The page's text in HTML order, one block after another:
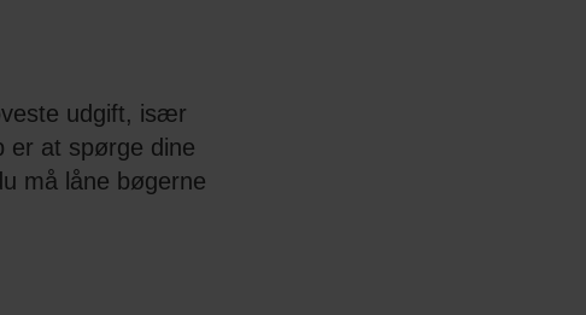
udgift, især
er at spørge dine
må låne bøgerne